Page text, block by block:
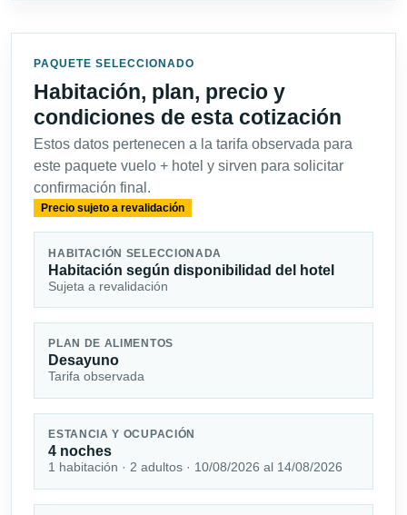
PAQUETE SELECCIONADO
Habitación, plan, precio y
condiciones de esta cotización
Estos datos pertenecen a la tarifa observada para
este paquete vuelo + hotel y sirven para solicitar
confirmación final.
Precio sujeto a revalidación
HABITACIÓN SELECCIONADA
Habitación según disponibilidad del hotel
Sujeta a revalidación
PLAN DE ALIMENTOS
Desayuno
Tarifa observada
ESTANCIA Y OCUPACIÓN
4 noches
1 habitación · 2 adultos · 10/08/2026 al 14/08/2026